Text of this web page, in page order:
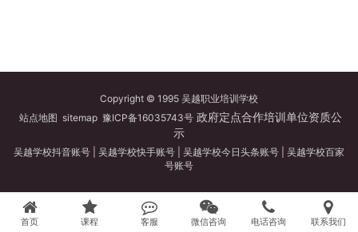
Copyright © 1995 吴越职业培训学校
站点地图 sitemap 豫ICP备16035743号政府定点合作培训单位资质公
示
吴越学校抖音账号 吴越学校快手账号 吴越学校今日头条账号
吴越学校百家
号账号
首页 课程 客服 微信咨询 电话咨询 联系我们